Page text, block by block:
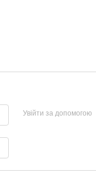
Увійти за допомогою